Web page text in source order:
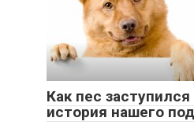
Как пес заступился
история нашего